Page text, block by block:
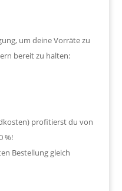
um deine Vorräte zu
bereit zu halten:
profitierst du von
%!
Bestellung gleich